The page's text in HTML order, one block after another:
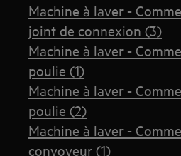
Machine à laver -
joint de connexion (3)
Machine à laver -
poulie (1)
Machine à laver -
poulie (2)
Machine à laver -
convoyeur (1)